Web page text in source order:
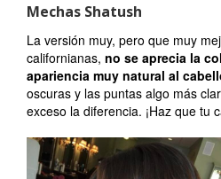
Mechas Shatush
La versión muy, pero que muy
californianas, no se aprecia la
apariencia muy natural al
oscuras y las puntas algo más
exceso la diferencia. ¡Haz que tu